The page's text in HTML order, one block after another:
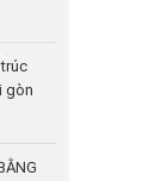
gòn